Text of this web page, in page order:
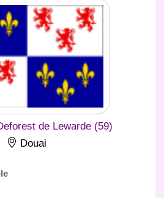
de Lewarde (59)
Douai